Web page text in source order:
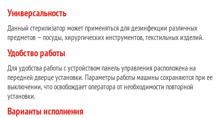
Универсальность
Данный стерилизатор может применяться для дезинфекции различных
предметов — посуды, хирургических инструментов, текстильных изделий.
Удобство работы
Для удобства работы с устройством панель управления расположена на
передней дверце установки. Параметры работы машины сохраняются при ее
выключении, что освобождает оператора от необходимости повторной
установки.
Варианты исполнения